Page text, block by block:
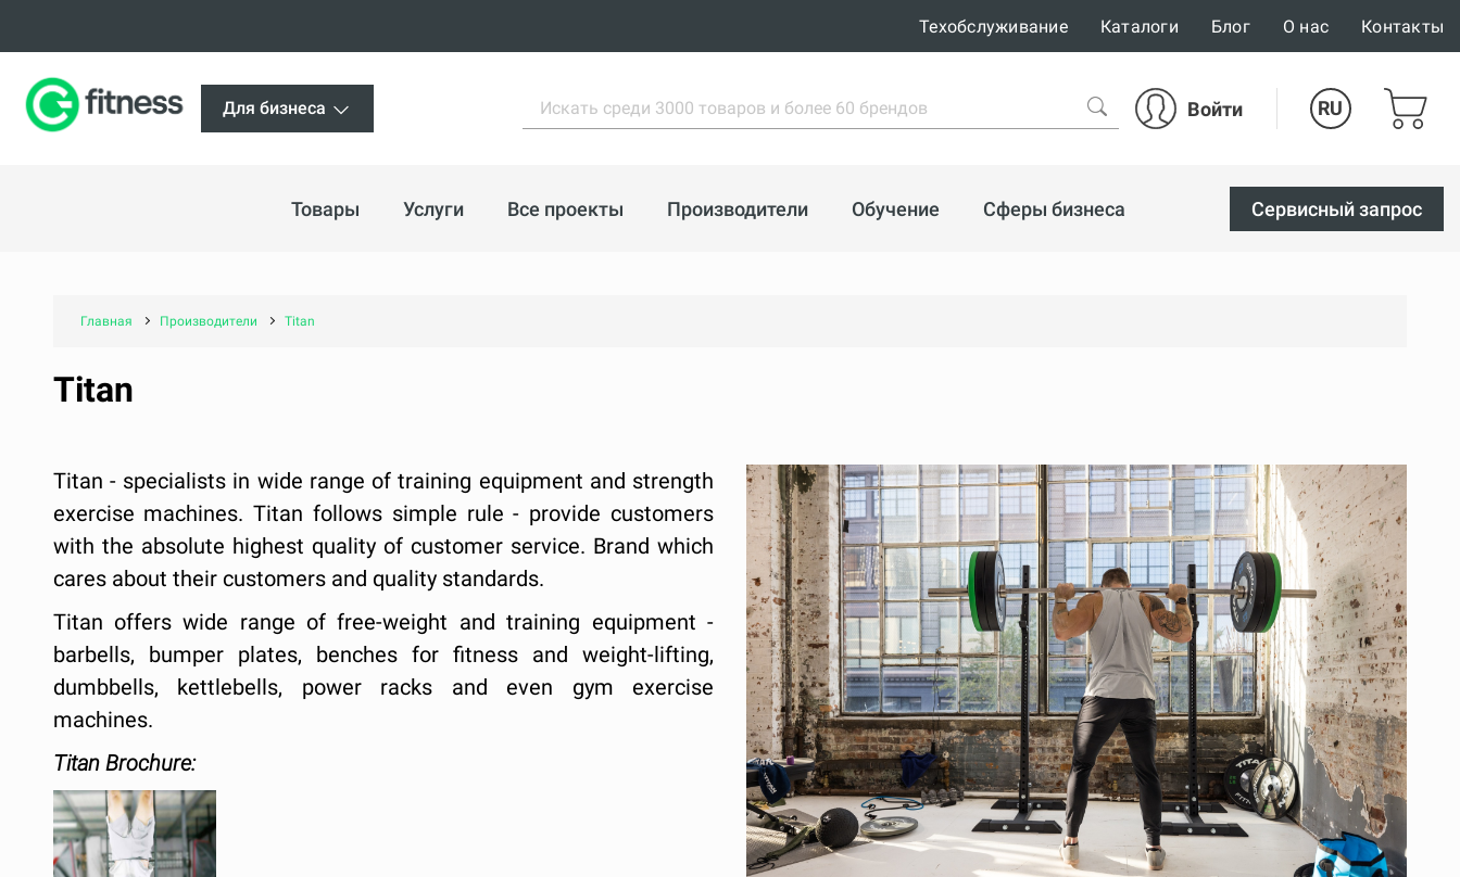
Техобслуживание Каталоги Блог О нас Контакты
Для бизнеса Войти RU
Товары Услуги Все проекты Производители Обучение Сферы бизнеса Cервисный запрос
Главная Производители Titan
Titan
Titan - specialists in wide range of training equipment and strength
exercise machines. Titan follows simple rule - provide customers
with the absolute highest quality of customer service. Brand which
cares about their customers and quality standards.
Titan offers wide range of free-weight and training equipment -
barbells, bumper plates, benches for fitness and weight-lifting,
dumbbells, kettlebells, power racks and even gym exercise
machines.
Titan Brochure: